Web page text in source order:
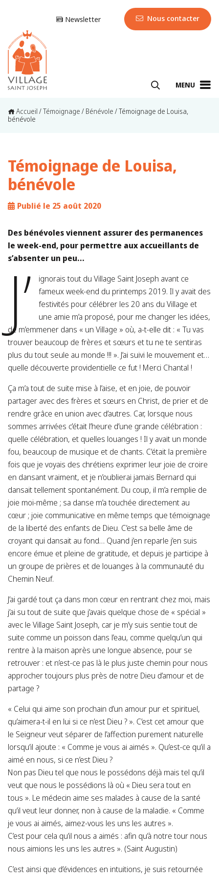
Newsletter Nous contacter
MENU
Accueil /Témoignage / Bénévole /Témoignage de Louisa,
bénévole
Témoignage de Louisa,
bénévole
Publié le 25 août 2020
Des bénévoles viennent assurer des permanences
le week-end, pour permettre aux accueillants de
s’absenter un peu…
J’
ignorais tout du Village Saint Joseph avant ce
fameux week-end du printemps 2019. Il y avait des
festivités pour célébrer les 20 ans du Village et
une amie m’a proposé, pour me changer les idées,
de m’emmener dans « un Village » où, a-t-elle dit : « Tu vas
trouver beaucoup de frères et sœurs et tu ne te sentiras
plus du tout seule au monde !!! ». J’ai suivi le mouvement et…
quelle découverte providentielle ce fut ! Merci Chantal !
Ça m’a tout de suite mise à l’aise, et en joie, de pouvoir
partager avec des frères et sœurs en Christ, de prier et de
rendre grâce en union avec d’autres. Car, lorsque nous
sommes arrivées c’était l’heure d’une grande célébration :
quelle célébration, et quelles louanges ! Il y avait un monde
fou, beaucoup de musique et de chants. C’était la première
fois que je voyais des chrétiens exprimer leur joie de croire
en dansant vraiment, et je n’oublierai jamais Bernard qui
dansait tellement spontanément. Du coup, il m’a remplie de
joie moi-même ; sa danse m’a touchée directement au
cœur ; joie communicative en même temps que témoignage
de la liberté des enfants de Dieu. C’est sa belle âme de
croyant qui dansait au fond… Quand j’en reparle j’en suis
encore émue et pleine de gratitude, et depuis je participe à
un groupe de prières et de louanges à la communauté du
Chemin Neuf.
J’ai gardé tout ça dans mon cœur en rentrant chez moi, mais
j’ai su tout de suite que j’avais quelque chose de « spécial »
avec le Village Saint Joseph, car je m’y suis sentie tout de
suite comme un poisson dans l’eau, comme quelqu’un qui
rentre à la maison après une longue absence, pour se
retrouver : et n’est-ce pas là le plus juste chemin pour nous
approcher toujours plus près de notre Dieu d’amour et de
partage ?
« Celui qui aime son prochain d’un amour pur et spirituel,
qu’aimera-t-il en lui si ce n’est Dieu ? ». C’est cet amour que
le Seigneur veut séparer de l’affection purement naturelle
lorsqu’il ajoute : « Comme je vous ai aimés ». Qu’est-ce qu’il a
aimé en nous, si ce n’est Dieu ?
Non pas Dieu tel que nous le possédons déjà mais tel qu’il
veut que nous le possédions là où « Dieu sera tout en
tous ». Le médecin aime ses malades à cause de la santé
qu’il veut leur donner, non à cause de la maladie. « Comme
je vous ai aimés, aimez-vous les uns les autres ».
C’est pour cela qu’il nous a aimés : afin qu’à notre tour nous
nous aimions les uns les autres ». (Saint Augustin)
C’est ainsi que d’évidences en intuitions, je suis retournée